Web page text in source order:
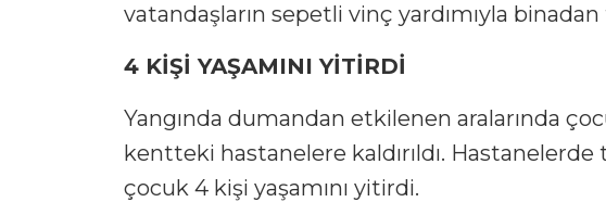
vatandaşların sepetli vinç yardımıyla binadan
4 KİŞİ YAŞAMINI YİTİRDİ
Yangında dumandan etkilenen aralarında
kentteki hastanelere kaldırıldı. Hastanelerde
çocuk 4 kişi yaşamını yitirdi.